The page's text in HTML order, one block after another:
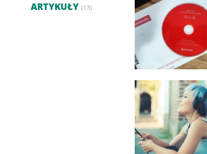
ARTYKUŁY (13)